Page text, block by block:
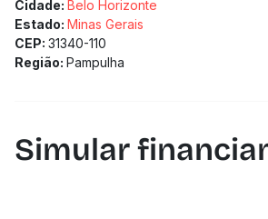
Cidade: Belo Horizonte
Estado: Minas Gerais
CEP: 31340-110
Região: Pampulha
Simular